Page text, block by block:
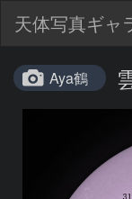
天体写真ギャ
Aya鶴